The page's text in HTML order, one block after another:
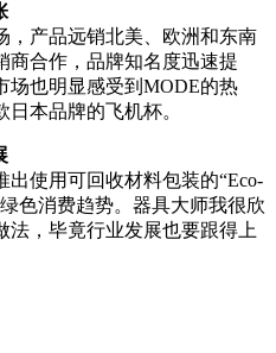
，产品远销北美、欧洲和东南
商合作，品牌知名度迅速提
场也明显感受到MODE的热
本品牌的飞机杯。
出使用可回收材料包装的“Eco-
色消费趋势。器具大师我很欣
法，毕竟行业发展也要跟得上